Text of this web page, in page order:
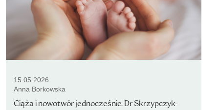
15.05.2026
Anna Borkowska
Ciąża i nowotwór jednocześnie. Dr Skrzypczyk-